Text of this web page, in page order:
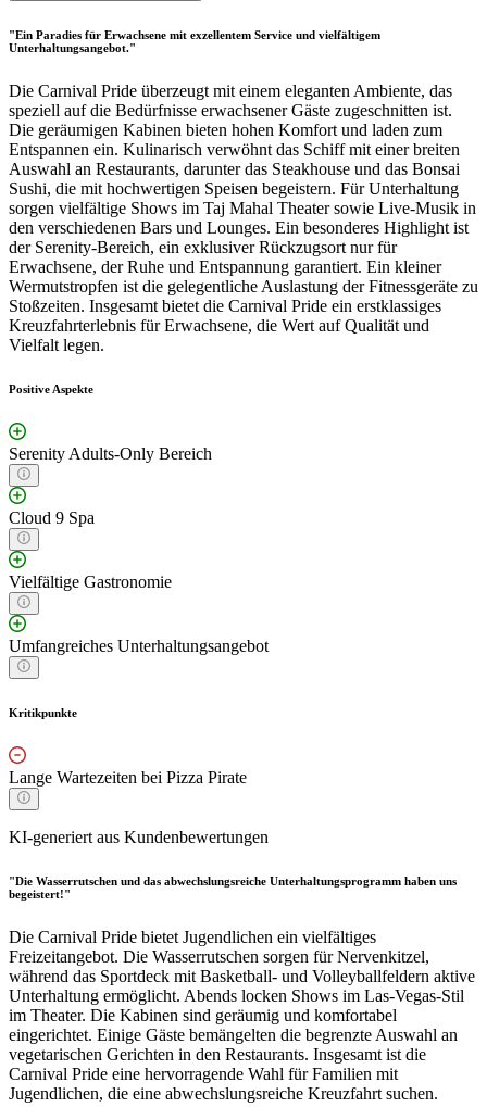
"Ein Paradies für Erwachsene mit exzellentem Service und vielfältigem
Unterhaltungsangebot."
Die Carnival Pride überzeugt mit einem eleganten Ambiente, das
speziell auf die Bedürfnisse erwachsener Gäste zugeschnitten ist.
Die geräumigen Kabinen bieten hohen Komfort und laden zum
Entspannen ein. Kulinarisch verwöhnt das Schiff mit einer breiten
Auswahl an Restaurants, darunter das Steakhouse und das Bonsai
Sushi, die mit hochwertigen Speisen begeistern. Für Unterhaltung
sorgen vielfältige Shows im Taj Mahal Theater sowie Live-Musik in
den verschiedenen Bars und Lounges. Ein besonderes Highlight ist
der Serenity-Bereich, ein exklusiver Rückzugsort nur für
Erwachsene, der Ruhe und Entspannung garantiert. Ein kleiner
Wermutstropfen ist die gelegentliche Auslastung der Fitnessgeräte zu
Stoßzeiten. Insgesamt bietet die Carnival Pride ein erstklassiges
Kreuzfahrterlebnis für Erwachsene, die Wert auf Qualität und
Vielfalt legen.
Positive Aspekte
Serenity Adults-Only Bereich
Cloud 9 Spa
Vielfältige Gastronomie
Umfangreiches Unterhaltungsangebot
Kritikpunkte
Lange Wartezeiten bei Pizza Pirate
KI-generiert aus Kundenbewertungen
"Die Wasserrutschen und das abwechslungsreiche Unterhaltungsprogramm haben uns
begeistert!"
Die Carnival Pride bietet Jugendlichen ein vielfältiges
Freizeitangebot. Die Wasserrutschen sorgen für Nervenkitzel,
während das Sportdeck mit Basketball- und Volleyballfeldern aktive
Unterhaltung ermöglicht. Abends locken Shows im Las-Vegas-Stil
im Theater. Die Kabinen sind geräumig und komfortabel
eingerichtet. Einige Gäste bemängelten die begrenzte Auswahl an
vegetarischen Gerichten in den Restaurants. Insgesamt ist die
Carnival Pride eine hervorragende Wahl für Familien mit
Jugendlichen, die eine abwechslungsreiche Kreuzfahrt suchen.